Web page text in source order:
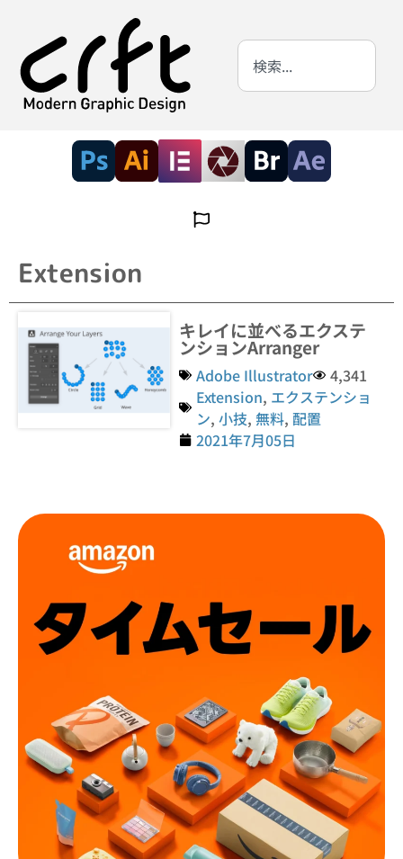
Extension
キレイに並べるエクステ
ンションArranger
Adobe Illustrator
4,341
Extension, エクステンショ
ン,小技,無料,配置
2021年7月05日